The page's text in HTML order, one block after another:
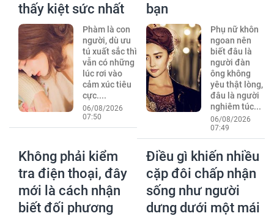
thấy kiệt sức nhất
Phàm là con
người, dù ưu
tú xuất sắc thì
vẫn có những
lúc rơi vào
cảm xúc tiêu
cực....
06/08/2026
07:50
bạn
Phụ nữ khôn
ngoan nên
biết đâu là
người đàn
ông không
yêu thật lòng,
đâu là người
nghiêm túc...
06/08/2026
07:49
Không phải kiểm
tra điện thoại, đây
mới là cách nhận
biết đối phương
Điều gì khiến nhiều
cặp đôi chấp nhận
sống như người
dưng dưới một mái